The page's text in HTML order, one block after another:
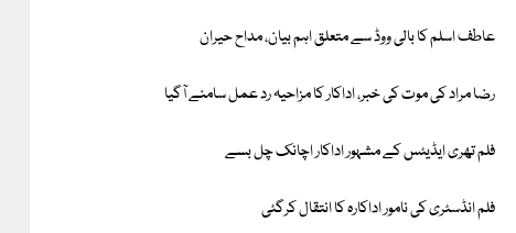
عاطف اسلم کا بالی ووڈ سے متعلق اہم بیان، مداح حیران
رضا مراد کی موت کی خبر، اداکار کا مزاحیہ رد عمل سامنے آگیا
فلم تھری ایڈیٹس کے مشہور اداکار اچانک چل بسے
فلم انڈسٹری کی نامور اداکارہ کا انتقال کرگئی